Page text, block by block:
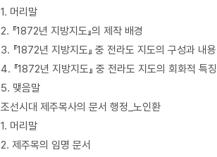
1. 머리말
2. 『1872년 지방지도』의 제작 배경
3. 『1872년 지방지도』 중 전라도 지도의 구성과 내용
4. 『1872년 지방지도』 중 전라도 지도의 회화적 특징
5. 맺음말
조선시대 제주목사의 문서 행정_노인환
1. 머리말
2. 제주목의 임명 문서